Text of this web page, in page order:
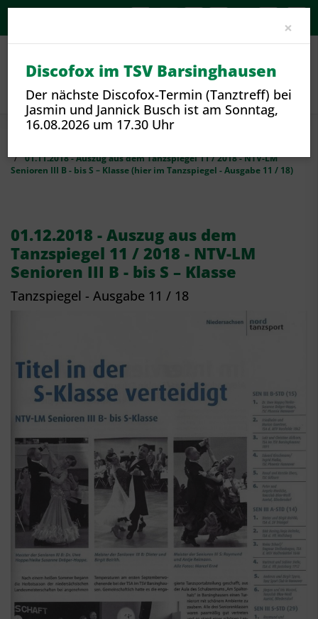
01.11.2018 - Auszug aus dem Tanzspiegel 11 / 2018 - NTV-LM
Senioren III B - bis S – Klasse (hier im Tanzspiegel - Ausgabe 11 / 18)
01.12.2018 - Auszug aus dem
Tanzspiegel 11 / 2018 - NTV-LM
Senioren III B - bis S – Klasse
Tanzspiegel - Ausgabe 11 / 18
×
Discofox im TSV Barsinghausen
Der nächste Discofox-Termin (Tanztreff) bei
Jasmin und Jannick Busch ist am Sonntag,
16.08.2026 um 17.30 Uhr